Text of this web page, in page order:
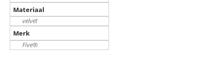
Materiaal
velvet
Merk
Five®